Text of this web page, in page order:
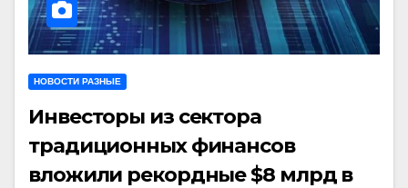
НОВОСТИ РАЗНЫЕ
Инвесторы из сектора
традиционных финансов
вложили рекордные $8 млрд в